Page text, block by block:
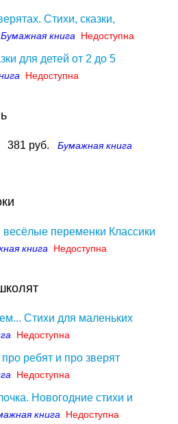
Стихи, сказки,
Бумажная книга Недоступна
для детей от 2 до 5
Недоступна
381 руб.
Бумажная книга
весёлые переменки Классики
книга Недоступна
Стихи для маленьких
Недоступна
ребят и про зверят
Недоступна
Новогодние стихи и
книга Недоступна